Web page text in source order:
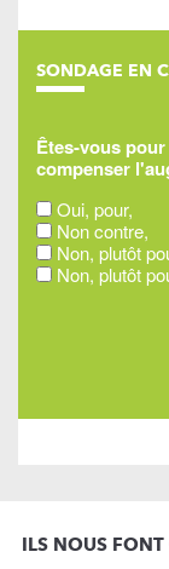
SONDAGE EN
Êtes-vous
compenser
Oui, pour,
Non contre,
Non, plutôt
Non, plutôt
ILS NOUS